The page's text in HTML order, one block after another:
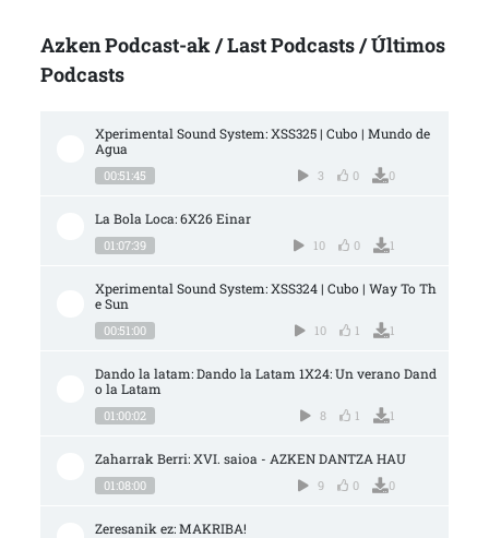
Azken Podcast-ak / Last Podcasts / Últimos
Podcasts
Xperimental Sound System: XSS325 | Cubo | Mundo de
Agua
00:51:45 3 0 0
La Bola Loca: 6X26 Einar
01:07:39 10 0 1
Xperimental Sound System: XSS324 | Cubo | Way To Th
e Sun
00:51:00 10 1 1
Dando la latam: Dando la Latam 1X24: Un verano Dand
o la Latam
01:00:02 8 1 1
Zaharrak Berri: XVI. saioa - AZKEN DANTZA HAU
01:08:00 9 0 0
Zeresanik ez: MAKRIBA!